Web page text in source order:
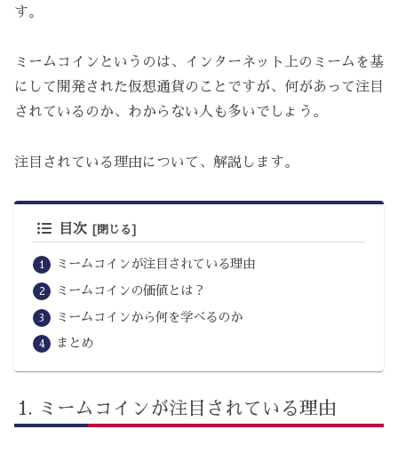
す。
ミームコインというのは、インターネット上のミームを基
にして開発された仮想通貨のことですが、何があって注目
されているのか、わからない人も多いでしょう。
注目されている理由について、解説します。
目次
ミームコインが注目されている理由
ミームコインの価値とは？
ミームコインから何を学べるのか
まとめ
ミームコインが注目されている理由